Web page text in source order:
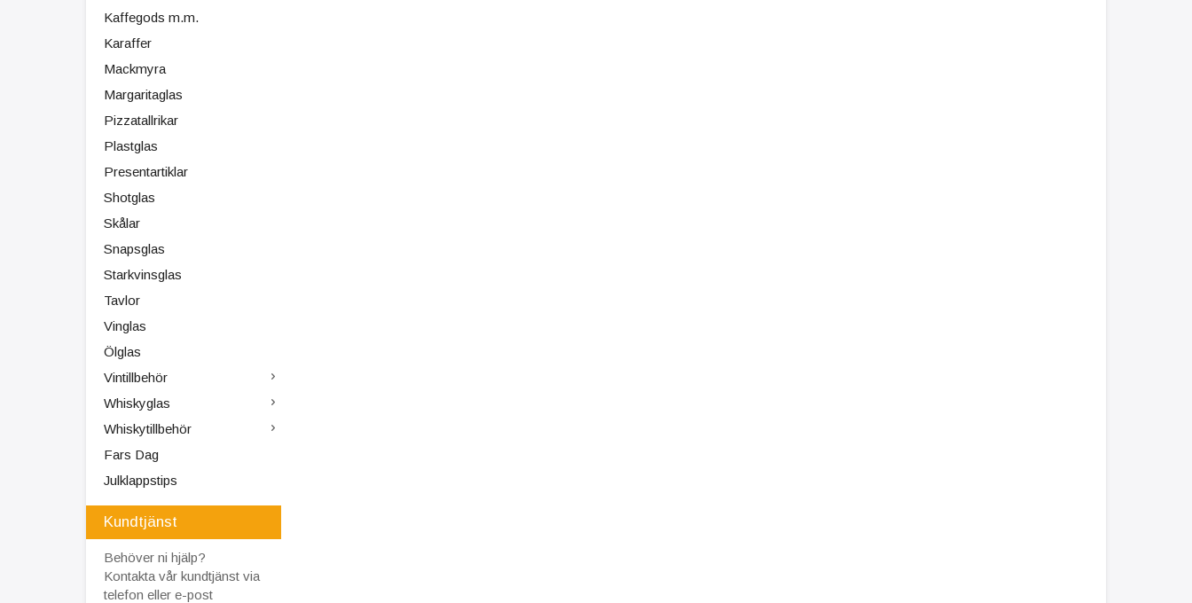
Kaffegods m.m.
Karaffer
Mackmyra
Margaritaglas
Pizzatallrikar
Plastglas
Presentartiklar
Shotglas
Skålar
Snapsglas
Starkvinsglas
Tavlor
Vinglas
Ölglas
Vintillbehör
Whiskyglas
Whiskytillbehör
Fars Dag
Julklappstips
Kundtjänst
Behöver ni hjälp?
Kontakta vår kundtjänst via
telefon eller e-post